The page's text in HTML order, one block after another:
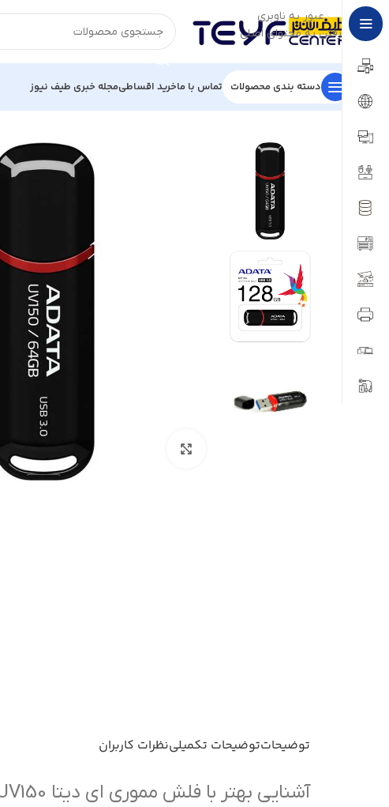
عبور به ناوبری
رفتن به محتوای اصلی
دسته بندی محصولات تماس با ماخرید اقساطیمجله خبری طیف نیوز
خانه/تجهیزات ذخیره سازی
توضیحاتتوضیحات تکمیلینظرات کاربران
آشنایی بهتر با فلش مموری ای دیتا UV150 ظرفيت 64 گيگابايت